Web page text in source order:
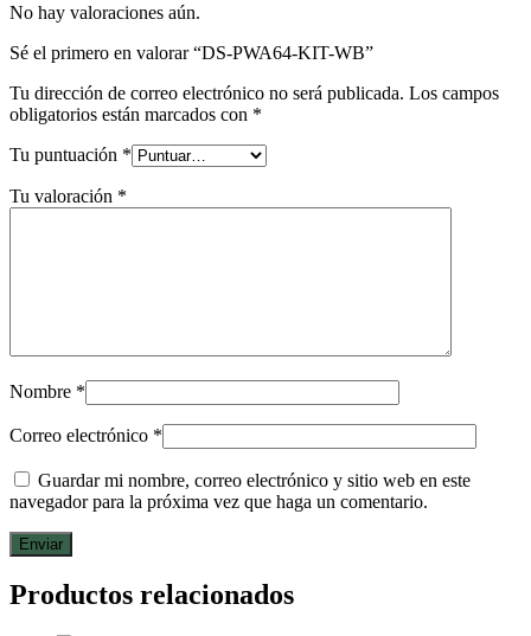
No hay valoraciones aún.
Sé el primero en valorar “DS-PWA64-KIT-WB”
Tu dirección de correo electrónico no será publicada. Los campos
obligatorios están marcados con *
Tu puntuación *
Tu valoración *
Nombre *
Correo electrónico *
Guardar mi nombre, correo electrónico y sitio web en este
navegador para la próxima vez que haga un comentario.
Productos relacionados